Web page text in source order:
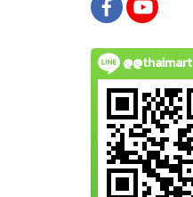
@@thaimart